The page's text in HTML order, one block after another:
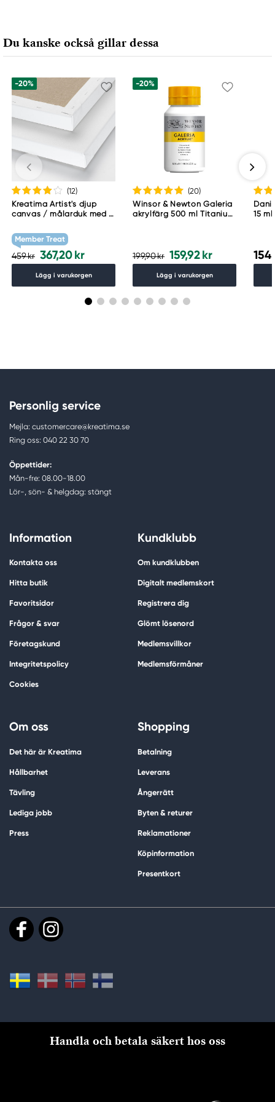
Du kanske också gillar dessa
-20%
(12)
Kreatima Artist's djup
canvas / målarduk med 4
g/m²
Member Treat
459 kr 367,20 kr
Lägg i varukorgen
-20%
(20)
Winsor & Newton Galeria
akrylfärg 500 ml Titanium
199,90 kr 159,92 kr
Lägg i varukorgen
15
Personlig service
Mejla: customercare@kreatima.se
Ring oss: 040 22 30 70
Öppettider:
Mån-fre: 08.00-18.00
Lör-, sön- & helgdag: stängt
Information
Kontakta oss
Hitta butik
Favoritsidor
Frågor & svar
Företagskund
Integritetspolicy
Cookies
Kundklubb
Om kundklubben
Digitalt medlemskort
Registrera dig
Glömt lösenord
Medlemsvillkor
Medlemsförmåner
Om oss
Det här är Kreatima
Hållbarhet
Tävling
Lediga jobb
Press
Shopping
Betalning
Leverans
Ångerrätt
Byten & returer
Reklamationer
Köpinformation
Presentkort
Handla och betala säkert hos oss